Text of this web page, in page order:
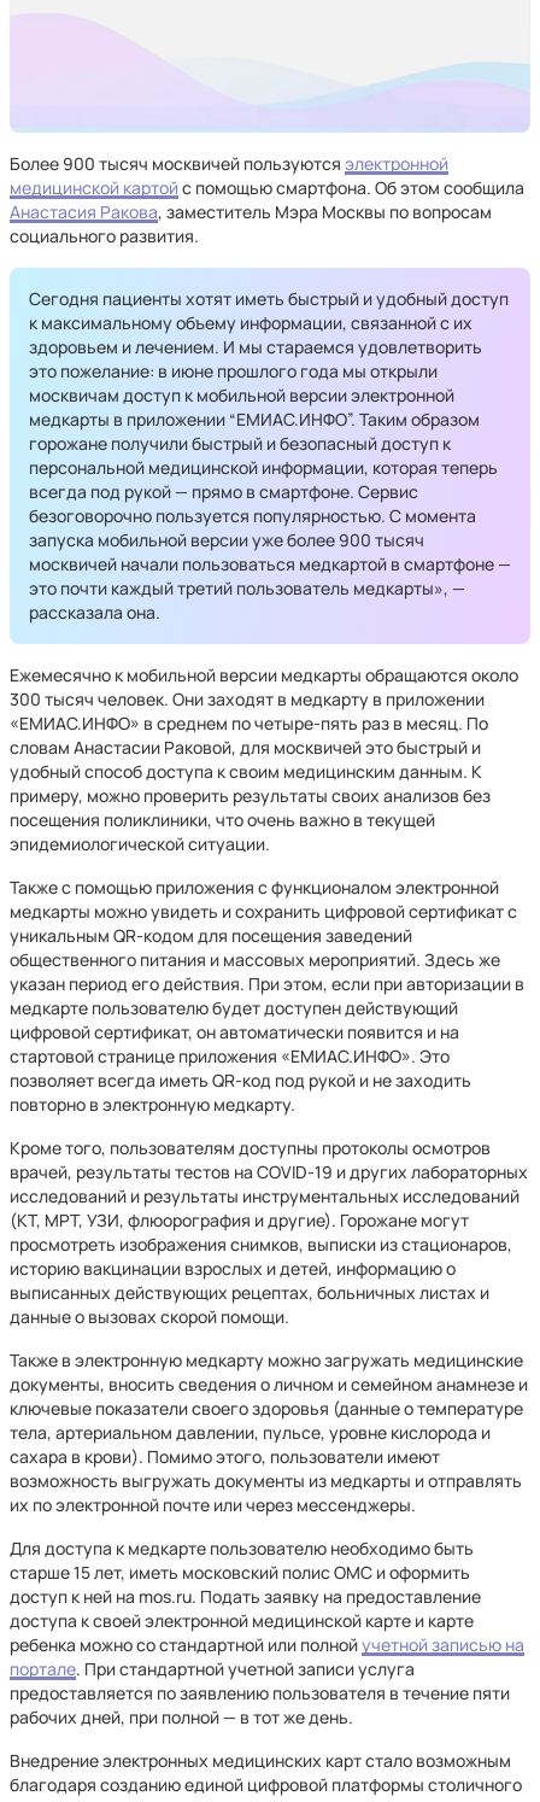
Более 900 тысяч москвичей пользуются электронной
медицинской картой с помощью смартфона. Об этом сообщила
Анастасия Ракова, заместитель Мэра Москвы по вопросам
социального развития.
Сегодня пациенты хотят иметь быстрый и удобный доступ
к максимальному объему информации, связанной с их
здоровьем и лечением. И мы стараемся удовлетворить
это пожелание: в июне прошлого года мы открыли
москвичам доступ к мобильной версии электронной
медкарты в приложении “ЕМИАС.ИНФО”. Таким образом
горожане получили быстрый и безопасный доступ к
персональной медицинской информации, которая теперь
всегда под рукой — прямо в смартфоне. Сервис
безоговорочно пользуется популярностью. С момента
запуска мобильной версии уже более 900 тысяч
москвичей начали пользоваться медкартой в смартфоне —
это почти каждый третий пользователь медкарты», —
рассказала она.
Ежемесячно к мобильной версии медкарты обращаются около
300 тысяч человек. Они заходят в медкарту в приложении
«ЕМИАС.ИНФО» в среднем по четыре-пять раз в месяц. По
словам Анастасии Раковой, для москвичей это быстрый и
удобный способ доступа к своим медицинским данным. К
примеру, можно проверить результаты своих анализов без
посещения поликлиники, что очень важно в текущей
эпидемиологической ситуации.
Также с помощью приложения с функционалом электронной
медкарты можно увидеть и сохранить цифровой сертификат с
уникальным QR-кодом для посещения заведений
общественного питания и массовых мероприятий. Здесь же
указан период его действия. При этом, если при авторизации в
медкарте пользователю будет доступен действующий
цифровой сертификат, он автоматически появится и на
стартовой странице приложения «ЕМИАС.ИНФО». Это
позволяет всегда иметь QR-код под рукой и не заходить
повторно в электронную медкарту.
Кроме того, пользователям доступны протоколы осмотров
врачей, результаты тестов на COVID-19 и других лабораторных
исследований и результаты инструментальных исследований
(КТ, МРТ, УЗИ, флюорография и другие). Горожане могут
просмотреть изображения снимков, выписки из стационаров,
историю вакцинации взрослых и детей, информацию о
выписанных действующих рецептах, больничных листах и
данные о вызовах скорой помощи.
Также в электронную медкарту можно загружать медицинские
документы, вносить сведения о личном и семейном анамнезе и
ключевые показатели своего здоровья (данные о температуре
тела, артериальном давлении, пульсе, уровне кислорода и
сахара в крови). Помимо этого, пользователи имеют
возможность выгружать документы из медкарты и отправлять
их по электронной почте или через мессенджеры.
Для доступа к медкарте пользователю необходимо быть
старше 15 лет, иметь московский полис ОМС и оформить
доступ к ней на mos.ru. Подать заявку на предоставление
доступа к своей электронной медицинской карте и карте
ребенка можно со стандартной или полнойучетной записью на
портале. При стандартной учетной записи услуга
предоставляется по заявлению пользователя в течение пяти
рабочих дней, при полной — в тот же день.
Внедрение электронных медицинских карт стало возможным
благодаря созданию единой цифровой платформы столичного